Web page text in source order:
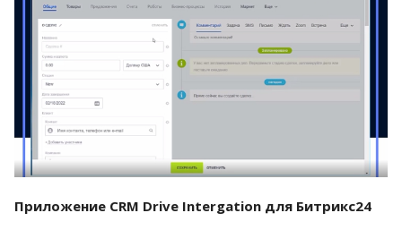
Смотреть проект
Приложение CRM Drive Intergation для Битрикс24